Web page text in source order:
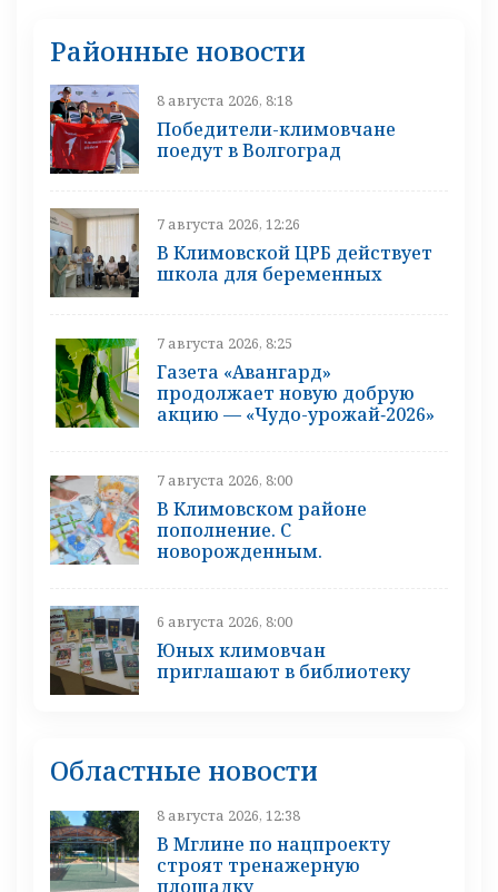
Районные новости
8 августа 2026, 8:18
Победители-климовчане
поедут в Волгоград
7 августа 2026, 12:26
В Климовской ЦРБ действует
школа для беременных
7 августа 2026, 8:25
Газета «Авангард»
продолжает новую добрую
акцию — «Чудо-урожай‑2026»
7 августа 2026, 8:00
В Климовском районе
пополнение. С
новорожденным.
6 августа 2026, 8:00
Юных климовчан
приглашают в библиотеку
Областные новости
8 августа 2026, 12:38
В Мглине по нацпроекту
строят тренажерную
площадку